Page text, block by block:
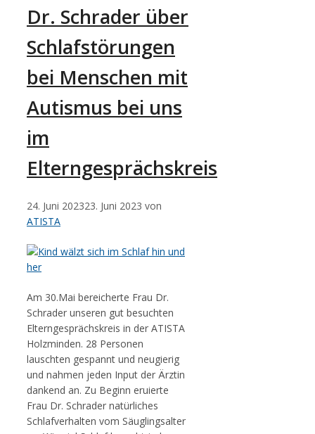
Dr. Schrader über
Schlafstörungen
bei Menschen mit
Autismus bei uns
im
Elterngesprächskreis
24. Juni 202323. Juni 2023 von
ATISTA
Am 30.Mai bereicherte Frau Dr.
Schrader unseren gut besuchten
Elterngesprächskreis in der ATISTA
Holzminden. 28 Personen
lauschten gespannt und neugierig
und nahmen jeden Input der Ärztin
dankend an. Zu Beginn eruierte
Frau Dr. Schrader natürliches
Schlafverhalten vom Säuglingsalter